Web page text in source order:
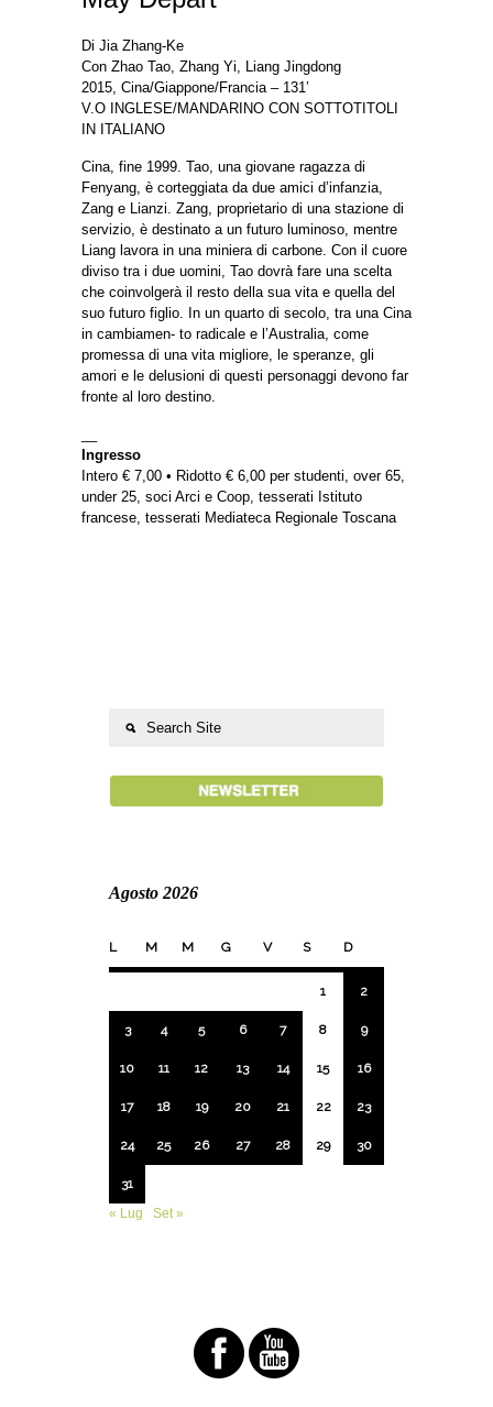
Di Jia Zhang-Ke
Con Zhao Tao, Zhang Yi, Liang Jingdong
2015, Cina/Giappone/Francia – 131’
V.O INGLESE/MANDARINO CON SOTTOTITOLI
IN ITALIANO
Cina, fine 1999. Tao, una giovane ragazza di
Fenyang, è corteggiata da due amici d’infanzia,
Zang e Lianzi. Zang, proprietario di una stazione di
servizio, è destinato a un futuro luminoso, mentre
Liang lavora in una miniera di carbone. Con il cuore
diviso tra i due uomini, Tao dovrà fare una scelta
che coinvolgerà il resto della sua vita e quella del
suo futuro figlio. In un quarto di secolo, tra una Cina
in cambiamen- to radicale e l’Australia, come
promessa di una vita migliore, le speranze, gli
amori e le delusioni di questi personaggi devono far
fronte al loro destino.
Ingresso
Intero € 7,00 • Ridotto € 6,00 per studenti, over 65,
under 25, soci Arci e Coop, tesserati Istituto
francese, tesserati Mediateca Regionale Toscana
Agosto 2026
L M M G V S D
1 2
3 4 5 6 7 8 9
10 11 12 13 14 15 16
17 18 19 20 21 22 23
24 25 26 27 28 29 30
31
« Lug
Set »